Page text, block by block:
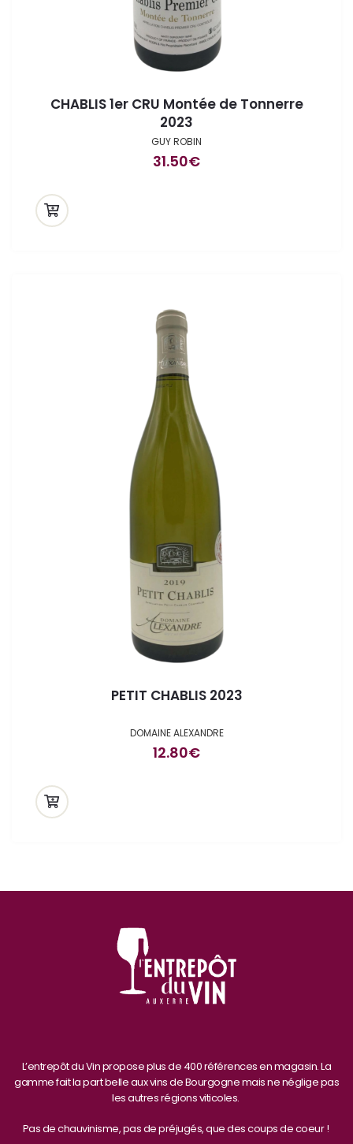
CHABLIS 1er CRU Montée de Tonnerre
2023
GUY ROBIN
31.50€
PETIT CHABLIS 2023
DOMAINE ALEXANDRE
12.80€
L’entrepôt du Vin propose plus de 400 références en magasin. La
gamme fait la part belle aux vins de Bourgogne mais ne néglige pas
les autres régions viticoles.
Pas de chauvinisme, pas de préjugés, que des coups de coeur !